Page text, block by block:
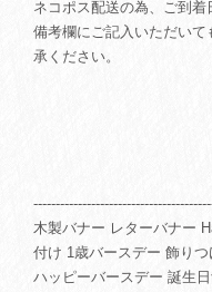
ネコポス配送の為、ご到着
備考欄にご記入いただい
承ください。
木製バナー レターバナー
付け 1歳バースデー 飾り
ハッピーバースデー 誕生